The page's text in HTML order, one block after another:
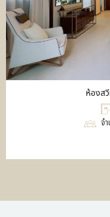
ห้องส
จำ